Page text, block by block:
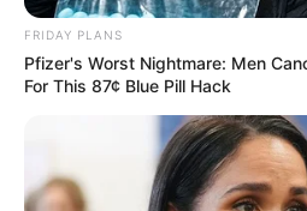
FRIDAY PLANS
Pfizer's Worst Nightmare: Men
For This 87¢ Blue Pill Hack